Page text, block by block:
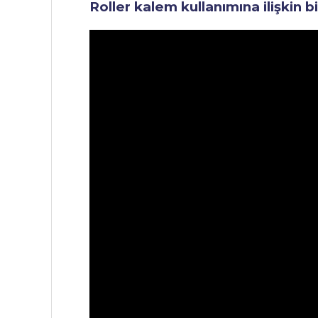
Roller kalem kullanımına ilişkin